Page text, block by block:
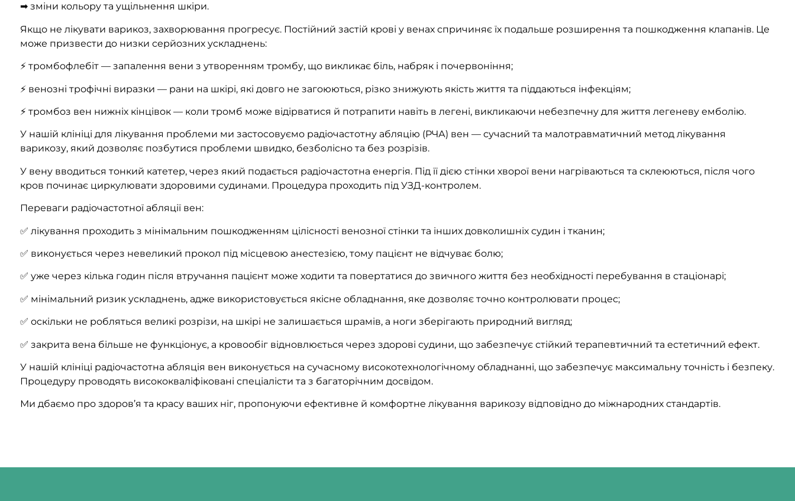
➡ зміни кольору та ущільнення шкіри.
Якщо не лікувати варикоз, захворювання прогресує. Постійний застій крові у венах спричиняє їх подальше розширення та пошкодження клапанів. Це
може призвести до низки серйозних ускладнень:
⚡ тромбофлебіт — запалення вени з утворенням тромбу, що викликає біль, набряк і почервоніння;
⚡ венозні трофічні виразки — рани на шкірі, які довго не загоюються, різко знижують якість життя та піддаються інфекціям;
⚡ тромбоз вен нижніх кінцівок — коли тромб може відірватися й потрапити навіть в легені, викликаючи небезпечну для життя легеневу емболію.
У нашій клініці для лікування проблеми ми застосовуємо радіочастотну абляцію (РЧА) вен — сучасний та малотравматичний метод лікування
варикозу, який дозволяє позбутися проблеми швидко, безболісно та без розрізів.
У вену вводиться тонкий катетер, через який подається радіочастотна енергія. Під її дією стінки хворої вени нагріваються та склеюються, після чого
кров починає циркулювати здоровими судинами. Процедура проходить під УЗД-контролем.
Переваги радіочастотної абляції вен:
✅ лікування проходить з мінімальним пошкодженням цілісності венозної стінки та інших довколишніх судин і тканин;
✅ виконується через невеликий прокол під місцевою анестезією, тому пацієнт не відчуває болю;
✅ уже через кілька годин після втручання пацієнт може ходити та повертатися до звичного життя без необхідності перебування в стаціонарі;
✅ мінімальний ризик ускладнень, адже використовується якісне обладнання, яке дозволяє точно контролювати процес;
✅ оскільки не робляться великі розрізи, на шкірі не залишається шрамів, а ноги зберігають природний вигляд;
✅ закрита вена більше не функціонує, а кровообіг відновлюється через здорові судини, що забезпечує стійкий терапевтичний та естетичний ефект.
У нашій клініці радіочастотна абляція вен виконується на сучасному високотехнологічному обладнанні, що забезпечує максимальну точність і безпеку.
Процедуру проводять висококваліфіковані спеціалісти та з багаторічним досвідом.
Ми дбаємо про здоров’я та красу ваших ніг, пропонуючи ефективне й комфортне лікування варикозу відповідно до міжнародних стандартів.